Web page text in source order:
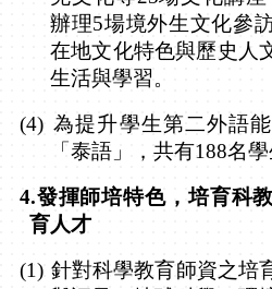
辦理5場境外生文化參
在地文化特色與歷史人
生活與學習。
(4) 為提升學生第二外語
「泰語」，共有188名學
4.發揮師培特色，培育科
育人才
(1) 針對科學教育師資之培